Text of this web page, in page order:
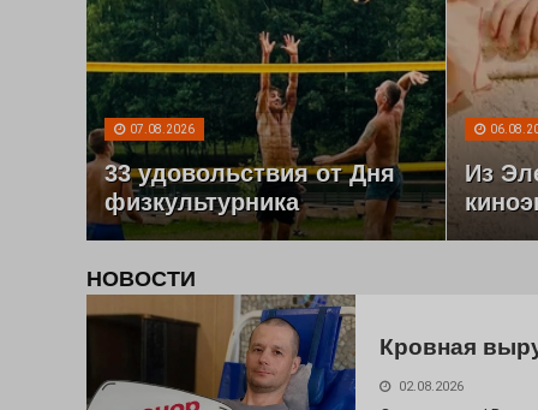
07.08.2026
33 удовольствия от Дня
физкультурника
Из
НОВОСТИ
Кровная
02.08.2026